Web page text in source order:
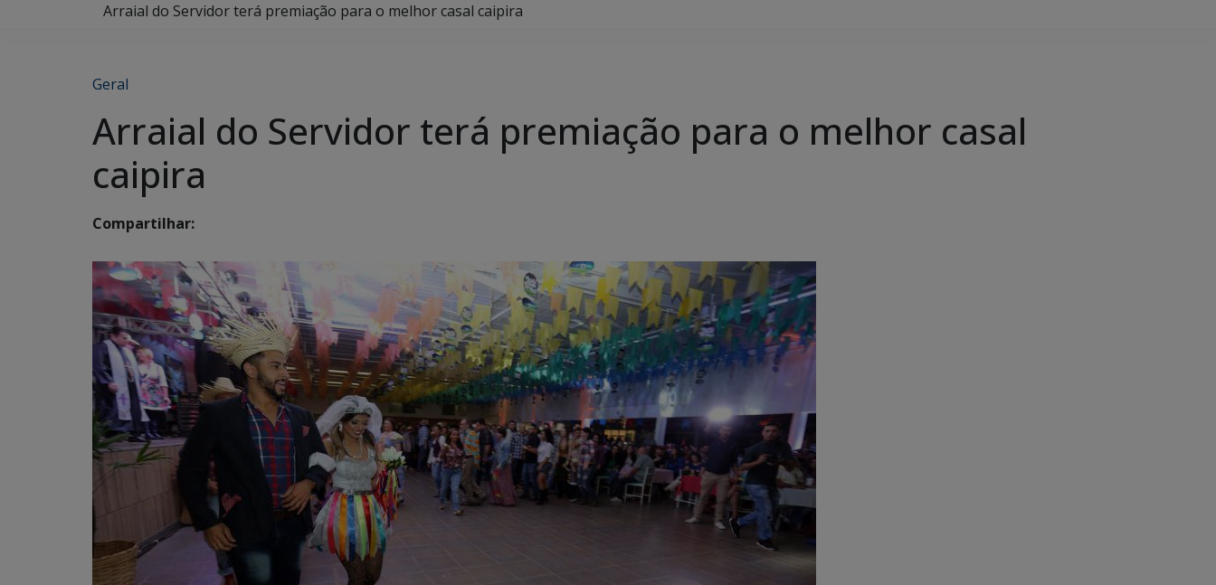
Arraial do Servidor terá premiação para o melhor casal caipira
Geral
Arraial do Servidor terá premiação para o melhor casal
caipira
Compartilhar: